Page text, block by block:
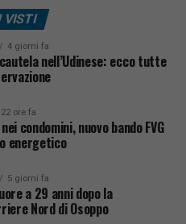
VISTI
4 giorni fa
nell’Udinese: ecco tutte
22 ore fa
condomini, nuovo bando FVG
energetico
5 giorni fa
a 29 anni dopo la
Nord di Osoppo